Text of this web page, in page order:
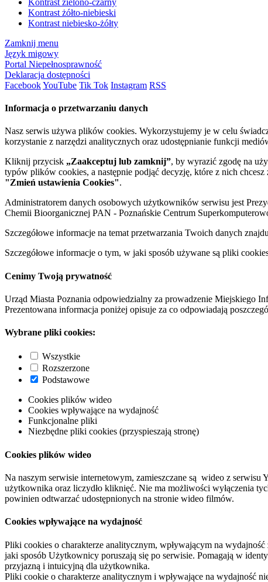
Kontrast żółto-niebieski
Kontrast niebiesko-żółty
Zamknij menu
Język migowy
Portal Niepełnosprawność
Deklaracja dostępności
FacebookYouTube Tik Tok Instagram RSS
Informacja o przetwarzaniu danych
Nasz serwis używa plików cookies. Wykorzystujemy je w celu
korzystanie z narzędzi analitycznych oraz udostępnianie funkcji
Kliknij przycisk „Zaakceptuj lub zamknij”, by wyrazić zgodę na
typów plików cookies, a następnie podjąć decyzję, które z nich
"Zmień ustawienia Cookies".
Administratorem danych osobowych użytkowników serwisu jest
Chemii Bioorganicznej PAN - Poznańskie Centrum
Szczegółowe informacje na temat przetwarzania Twoich danych
Szczegółowe informacje o tym, w jaki sposób używane są pliki
Cenimy Twoją prywatność
Urząd Miasta Poznania odpowiedzialny za prowadzenie Miejskiego
Prezentowana informacja poniżej opisuje za co odpowiadają
Wybrane pliki cookies:
Wszystkie
Rozszerzone
Podstawowe
Cookies plików wideo
Cookies wpływające na wydajność
Funkcjonalne pliki
Niezbędne pliki cookies (przyspieszają stronę)
Cookies plików wideo
Na naszym serwisie internetowym, zamieszczane są wideo z
użytkownika oraz liczydło kliknięć. Nie ma możliwości wyłączenia
powinien odtwarzać udostępnionych na stronie wideo filmów.
Cookies wpływające na wydajność
Pliki cookies o charakterze analitycznym, wpływającym na
jaki sposób Użytkownicy poruszają się po serwisie. Pomagają w
przyjazną i intuicyjną dla użytkownika.
Pliki cookie o charakterze analitycznym i wpływające na wydajność